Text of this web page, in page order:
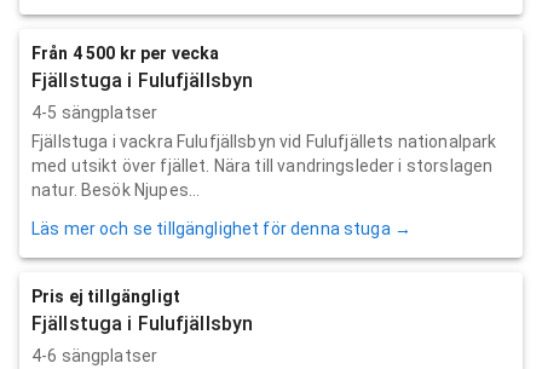
Från 4 500 kr per vecka
Fjällstuga i Fulufjällsbyn
4-5 sängplatser
Fjällstuga i vackra Fulufjällsbyn vid Fulufjällets nationalpark
med utsikt över fjället. Nära till vandringsleder i storslagen
natur. Besök Njupes...
Läs mer och se tillgänglighet för denna stuga →
Pris ej tillgängligt
Fjällstuga i Fulufjällsbyn
4-6 sängplatser